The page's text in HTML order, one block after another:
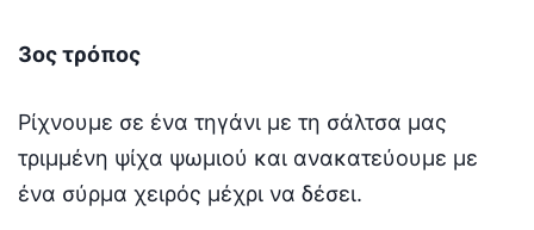
3ος τρόπος
Ρίχνουμε σε ένα τηγάνι με τη σάλτσα μας
τριμμένη ψίχα ψωμιού και ανακατεύουμε με
ένα σύρμα χειρός μέχρι να δέσει.